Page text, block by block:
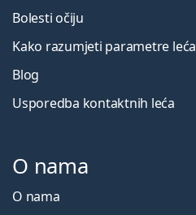
Bolesti očiju
Kako razumjeti parametre leća
Blog
Usporedba kontaktnih leća
O nama
O nama